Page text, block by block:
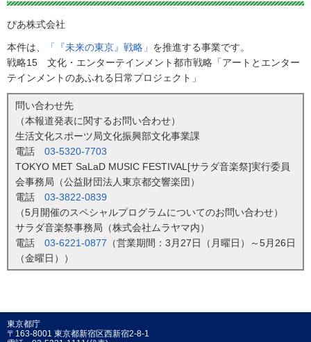
ぴあ株式会社
本件は、 「『未来の東京』戦略」 を推進する事業です。
戦略15 文化・エンターテインメント都市戦略「アートとエンター
テインメントのあふれる日常プロジェクト」
問い合わせ先
（本報道発表に関するお問い合わせ）
生活文化スポーツ局文化振興部文化事業課
電話 03-5320-7703
TOKYO MET SaLaD MUSIC FESTIVAL[サラダ音楽祭]実行委員
会事務局（公益財団法人東京都交響楽団）
電話 03-3822-0839
（5月開催のスペシャルプログラムについてのお問い合わせ）
サラダ音楽祭事務局（株式会社ムラヤマ内）
電話 03-6221-0877 （営業期間：3月27日（月曜日）～5月26日
（金曜日））
東京都庁
〒163-8001 東京都新宿区西新宿2-8-1